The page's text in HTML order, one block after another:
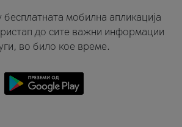
бесплатната мобилна апликација
до сите важни информации
во било кое време.